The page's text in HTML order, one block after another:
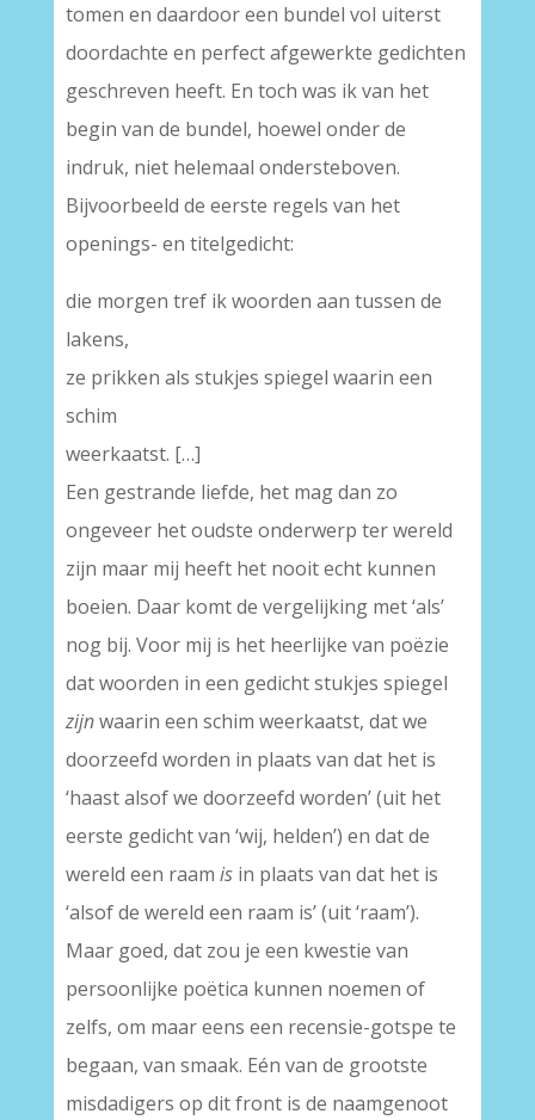
tomen en daardoor een bundel vol uiterst
doordachte en perfect afgewerkte gedichten
geschreven heeft. En toch was ik van het
begin van de bundel, hoewel onder de
indruk, niet helemaal ondersteboven.
Bijvoorbeeld de eerste regels van het
openings- en titelgedicht:
die morgen tref ik woorden aan tussen de
lakens,
ze prikken als stukjes spiegel waarin een
schim
weerkaatst. […]
Een gestrande liefde, het mag dan zo
ongeveer het oudste onderwerp ter wereld
zijn maar mij heeft het nooit echt kunnen
boeien. Daar komt de vergelijking met ‘als’
nog bij. Voor mij is het heerlijke van poëzie
dat woorden in een gedicht stukjes spiegel
zijnwaarin een schim weerkaatst, dat we
doorzeefd worden in plaats van dat het is
‘haast alsof we doorzeefd worden’ (uit het
eerste gedicht van ‘wij, helden’) en dat de
wereld een raam isin plaats van dat het is
‘alsof de wereld een raam is’ (uit ‘raam’).
Maar goed, dat zou je een kwestie van
persoonlijke poëtica kunnen noemen of
zelfs, om maar eens een recensie-gotspe te
begaan, van smaak. Eén van de grootste
misdadigers op dit front is de naamgenoot